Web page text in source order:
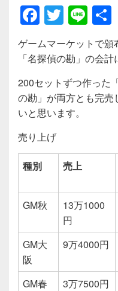
F
a
c
e
b
o
o
k
T
wi
tt
er
Li
n
e
ゲームマーケットで頒
「名探偵の勘」の会計
200セットずつ作った
の勘」が両方とも完売
いと思います。
売り上げ
種別 売上
GM秋
13万1000
円
GM大
阪
9万4000円
GM春 3万7500円